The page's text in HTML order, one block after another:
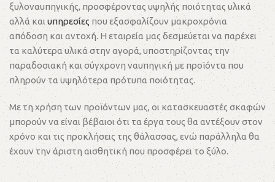
ξυλοναυπηγικής, προσφέροντας υψηλής ποιότητας υλικά
αλλά και υπηρεσίες που εξασφαλίζουν μακροχρόνια
απόδοση και αντοχή. Η εταιρεία μας δεσμεύεται να παρέχει
τα καλύτερα υλικά στην αγορά, υποστηρίζοντας την
παραδοσιακή και σύγχρονη ναυπηγική με προϊόντα που
πληρούν τα υψηλότερα πρότυπα ποιότητας.
Με τη χρήση των προϊόντων μας, οι κατασκευαστές σκαφών
μπορούν να είναι βέβαιοι ότι τα έργα τους θα αντέξουν στον
χρόνο και τις προκλήσεις της θάλασσας, ενώ παράλληλα θα
έχουν την άριστη αισθητική που προσφέρει το ξύλο.